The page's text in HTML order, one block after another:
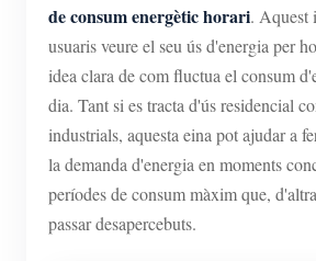
de consum energètic horari. Aquest
usuaris veure el seu ús d'energia per
idea clara de com fluctua el consum
dia. Tant si es tracta d'ús residencial
industrials, aquesta eina pot ajudar a
la demanda d'energia en moments
períodes de consum màxim que,
passar desapercebuts.